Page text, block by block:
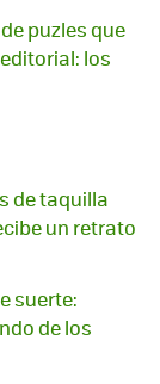
puzles que
los
de taquilla
un retrato
suerte:
de los